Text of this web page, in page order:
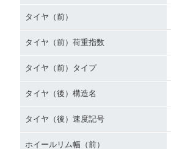
タイヤ（前）
タイヤ（前）荷重指数
タイヤ（前）タイプ
タイヤ（後）構造名
タイヤ（後）速度記号
ホイールリム幅（前）